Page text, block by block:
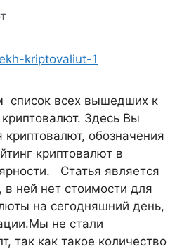
список всех вышедших к
Здесь Вы
криптовалют, обозначения
криптовалют в
Статья является
в ней нет стоимости для
на сегодняшний день,
не стали
так как такое количество